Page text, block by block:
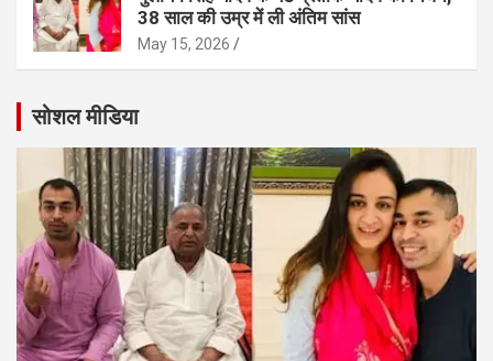
38 साल की उम्र में ली अंतिम सांस
May 15, 2026
सोशल मीडिया